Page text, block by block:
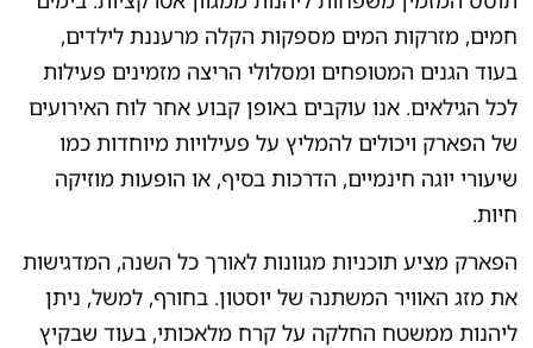
חמים, מזרקות המים מספקות הקלה מרעננת לילדים,
בעוד הגנים המטופחים ומסלולי הריצה מזמינים פעילות
לכל הגילאים. אנו עוקבים באופן קבוע אחר לוח האירועים
של הפארק ויכולים להמליץ על פעילויות מיוחדות כמו
שיעורי יוגה חינמיים, הדרכות בסיף, או הופעות מוזיקה
חיות.
הפארק מציע תוכניות מגוונות לאורך כל השנה, המדגישות
את מזג האוויר המשתנה של יוסטון. בחורף, למשל, ניתן
ליהנות ממשטח החלקה על קרח מלאכותי, בעוד שבקיץ